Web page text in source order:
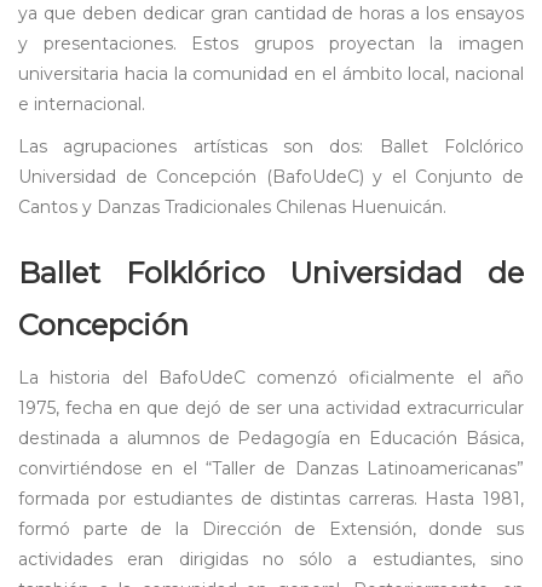
ya que deben dedicar gran cantidad de horas a los ensayos
y presentaciones. Estos grupos proyectan la imagen
universitaria hacia la comunidad en el ámbito local, nacional
e internacional.
Las agrupaciones artísticas son dos: Ballet Folclórico
Universidad de Concepción (BafoUdeC) y el Conjunto de
Cantos y Danzas Tradicionales Chilenas Huenuicán.
Ballet Folklórico Universidad de
Concepción
La historia del BafoUdeC comenzó oficialmente el año
1975, fecha en que dejó de ser una actividad extracurricular
destinada a alumnos de Pedagogía en Educación Básica,
convirtiéndose en el “Taller de Danzas Latinoamericanas”
formada por estudiantes de distintas carreras. Hasta 1981,
formó parte de la Dirección de Extensión, donde sus
actividades eran dirigidas no sólo a estudiantes, sino